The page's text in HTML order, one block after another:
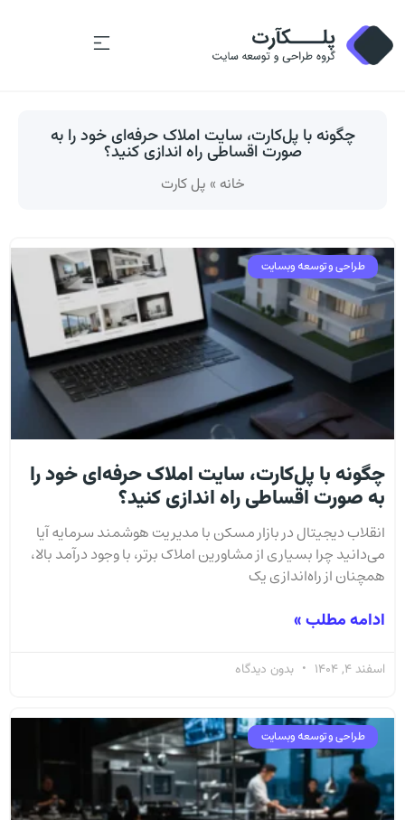
چگونه با پل‌کارت، سایت املاک حرفه‌ای خود را به
صورت اقساطی راه اندازی کنید؟
خانه » پل کارت
طراحی و توسعه وبسایت
چگونه با پل‌کارت، سایت املاک حرفه‌ای خود را
به صورت اقساطی راه اندازی کنید؟
انقلاب دیجیتال در بازار مسکن با مدیریت هوشمند سرمایه آیا
می‌دانید چرا بسیاری از مشاورین املاک برتر، با وجود درآمد بالا،
همچنان از راه‌اندازی یک
ادامه مطلب »
اسفند 4, 1404 بدون دیدگاه
طراحی و توسعه وبسایت